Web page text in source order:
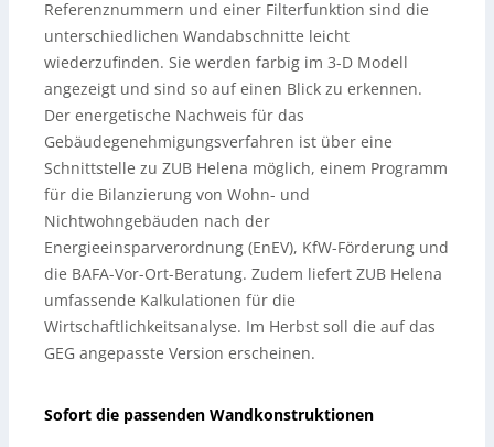
Referenznummern und einer Filterfunktion sind die
unterschiedlichen Wandabschnitte leicht
wiederzufinden. Sie werden farbig im 3-D Modell
angezeigt und sind so auf einen Blick zu erkennen.
Der energetische Nachweis für das
Gebäudegenehmigungsverfahren ist über eine
Schnittstelle zu ZUB Helena möglich, einem Programm
für die Bilanzierung von Wohn- und
Nichtwohngebäuden nach der
Energieeinsparverordnung (EnEV), KfW-Förderung und
die BAFA-Vor-Ort-Beratung. Zudem liefert ZUB Helena
umfassende Kalkulationen für die
Wirtschaftlichkeitsanalyse. Im Herbst soll die auf das
GEG angepasste Version erscheinen.
Sofort die passenden Wandkonstruktionen